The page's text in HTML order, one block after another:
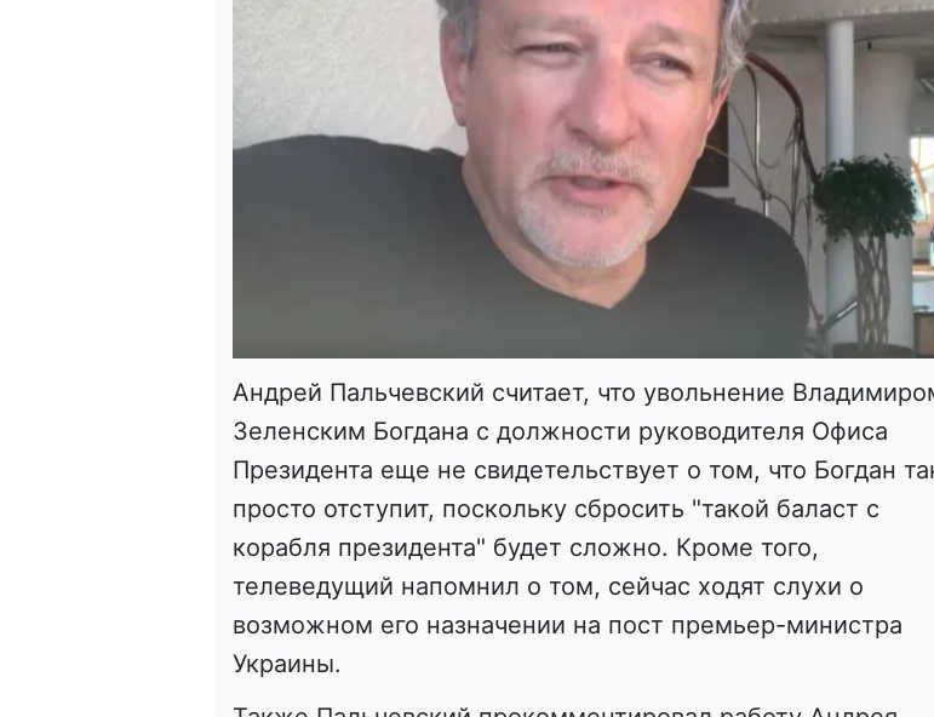
Андрей Пальчевский считает, что увольнение
Зеленским Богдана с должности руководителя Офиса
Президента еще не свидетельствует о том, что Богдан
просто отступит, поскольку сбросить "такой баласт с
корабля президента" будет сложно. Кроме того,
телеведущий напомнил о том, сейчас ходят слухи о
возможном его назначении на пост премьер-министра
Украины.